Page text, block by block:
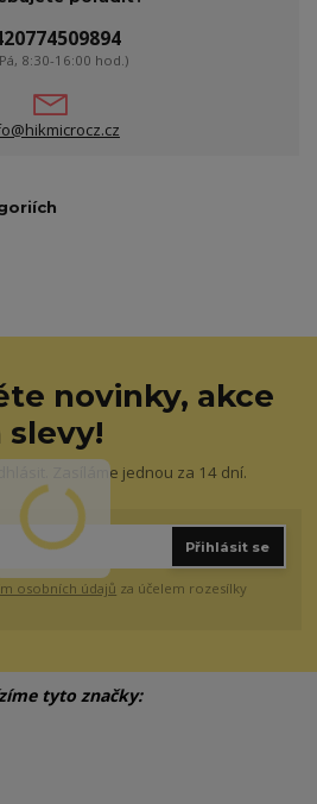
8:30-16:00 hod.)
novinky, akce
slevy!
Zasíláme jednou za 14 dní.
Přihlásit se
osobních údajů za účelem rozesílky
tyto značky: